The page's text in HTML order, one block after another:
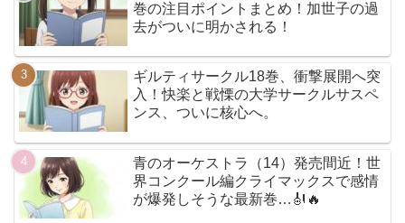
巻の注目ポイントまとめ！加世子の過
去がついに明かされる！
ギルティサークル18巻、衝撃展開へ突
入！快楽と戦慄の大学サークルサスペ
ンス、ついに核心へ。
青のオーケストラ（14）発売間近！世
界コンクール編クライマックスで感情
が爆発しそうな最新巻…🎻🔥